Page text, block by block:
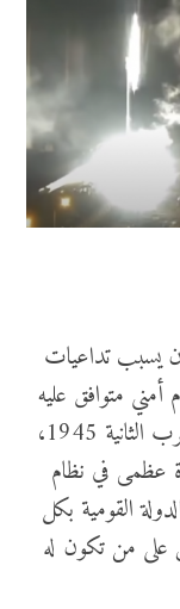
يسبب تداعيات
أمني متوافق عليه
محل تساؤل رغم ما مضى من سنين منذ الحرب الثانية 1945،
عظمى في نظام
القومية بكل
على من تكون له